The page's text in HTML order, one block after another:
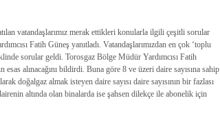
vatandaşlarımız merak ettikleri konularla ilgili çeşitli sorular
Fatih Güneş yanıtladı. Vatandaşlarımızdan en çok ‘toplu
sorular geldi. Torosgaz Bölge Müdür Yardımcısı Fatih
alınacağını bildirdi. Buna göre 8 ve üzeri daire sayısına sahip
doğalgaz almak isteyen daire sayısı daire sayısının bir fazlası
altında olan binalarda ise şahsen dilekçe ile abonelik için